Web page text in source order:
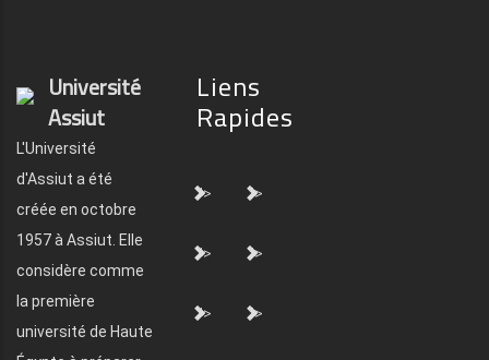
Université
Assiut
L'Université
d'Assiut a été
créée en octobre
1957 à Assiut. Elle
considère comme
la première
université de Haute
Liens
Rapides
"> ">
"> ">
"> ">